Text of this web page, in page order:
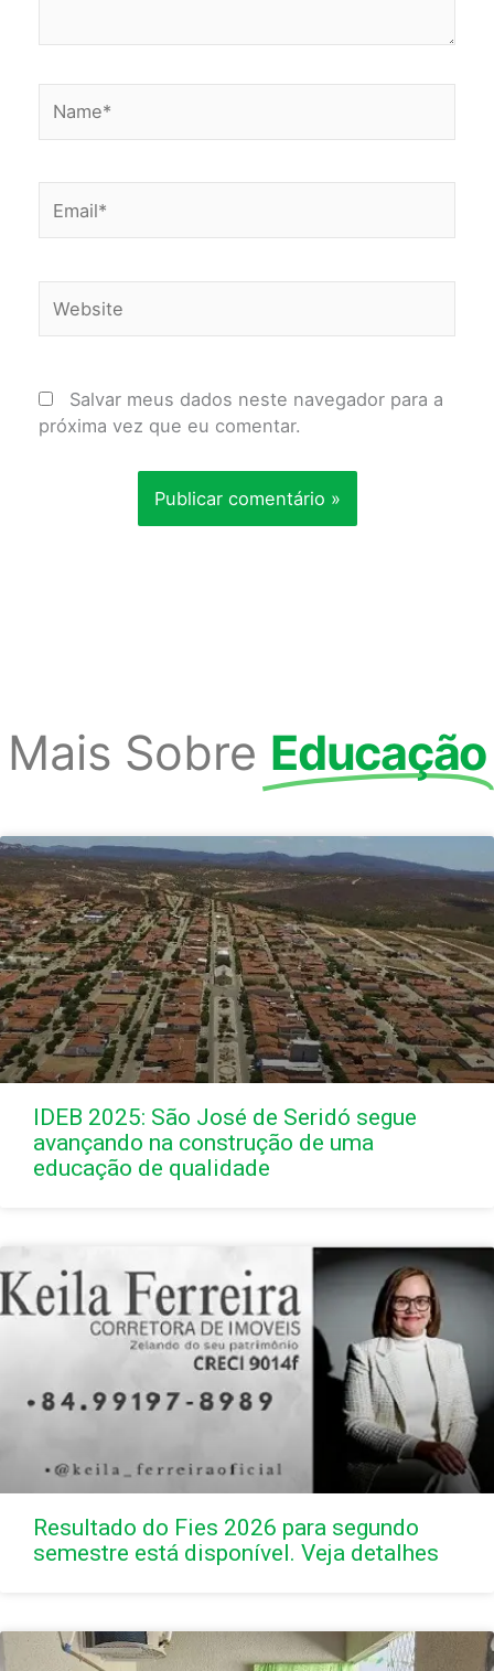
Salvar meus dados neste navegador para a
próxima vez que eu comentar.
Mais Sobre Educação
IDEB 2025: São José de Seridó segue
avançando na construção de uma
educação de qualidade
Resultado do Fies 2026 para segundo
semestre está disponível. Veja detalhes